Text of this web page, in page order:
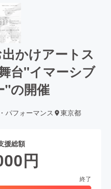
出かけアートス
台"イマーシブ
"の開催
パフォーマンス 東京都
援総額
円
終了